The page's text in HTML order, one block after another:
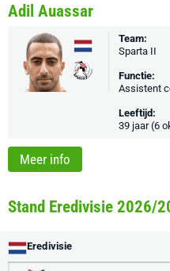
Adil Auassar
Team:
Sparta II
Functie:
Assistent
Leeftijd:
39 jaar (6
Meer info
Stand Eredivisie 2026/
Eredivisie